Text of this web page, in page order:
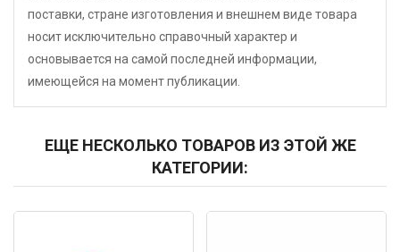
поставки, стране изготовления и внешнем виде товара
носит исключительно справочный характер и
основывается на самой последней информации,
имеющейся на момент публикации.
ЕЩЕ НЕСКОЛЬКО ТОВАРОВ ИЗ ЭТОЙ ЖЕ
КАТЕГОРИИ: